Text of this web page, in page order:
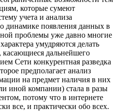
которые сумеют
учета и анализа
появления данных в
проблемы уже давно многие
умудряются делать
касающиеся дальнейшего
Сети конкурентная разведка
предполагает анализ
на предмет наличия в них
иной компании) стала в разы
потому что в интернете
все, и практически обо всех.